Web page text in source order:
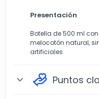
Presentación
Botella de 500 ml
melocotón natural,
artificiales.
expand_more Puntos